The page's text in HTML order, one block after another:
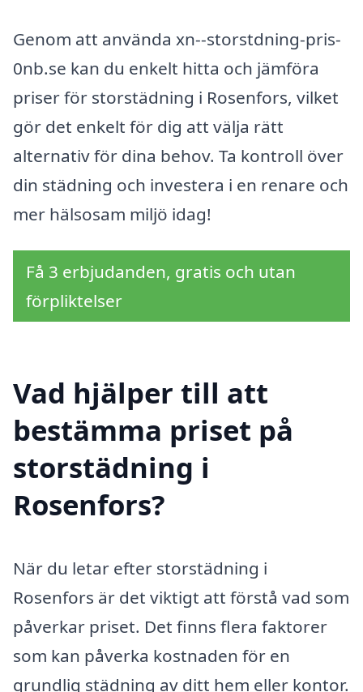
Genom att använda xn--storstdning-pris-
0nb.se kan du enkelt hitta och jämföra
priser för storstädning i Rosenfors, vilket
gör det enkelt för dig att välja rätt
alternativ för dina behov. Ta kontroll över
din städning och investera i en renare och
mer hälsosam miljö idag!
Få 3 erbjudanden, gratis och utan
förpliktelser
Vad hjälper till att
bestämma priset på
storstädning i
Rosenfors?
När du letar efter storstädning i
Rosenfors är det viktigt att förstå vad som
påverkar priset. Det finns flera faktorer
som kan påverka kostnaden för en
grundlig städning av ditt hem eller kontor.